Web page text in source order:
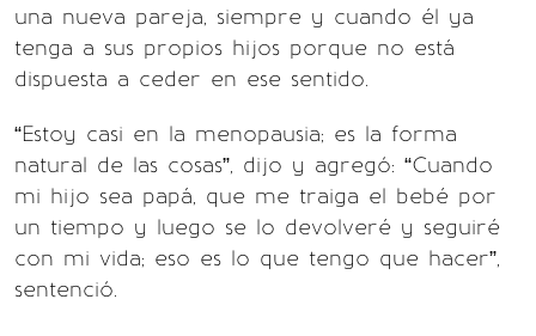
una nueva pareja, siempre y cuando él ya
tenga a sus propios hijos porque no está
dispuesta a ceder en ese sentido.
“Estoy casi en la menopausia; es la forma
natural de las cosas”, dijo y agregó: “Cuando
mi hijo sea papá, que me traiga el bebé por
un tiempo y luego se lo devolveré y seguiré
con mi vida; eso es lo que tengo que hacer”,
sentenció.